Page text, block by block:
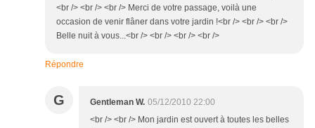
<br /> <br /> <br /> Merci de votre passage, voilà une
occasion de venir flâner dans votre jardin !<br /> <br /> <br />
Belle nuit à vous...<br /> <br /> <br /> <br />
Répondre
G Gentleman W. 05/12/2010 22:00
<br /> <br /> Mon jardin est ouvert à toutes les belles